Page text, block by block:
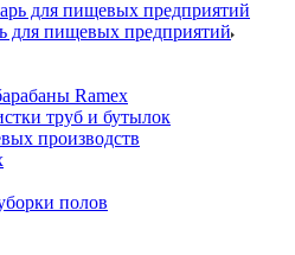
для пищевых предприятий
Ramex
труб и бутылок
производств
полов